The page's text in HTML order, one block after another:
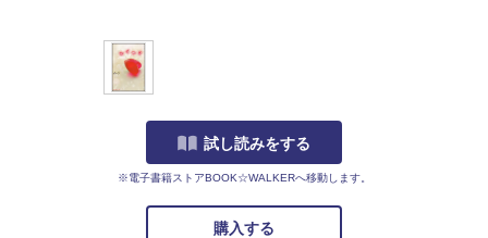
試し読みをする
※電子書籍ストアBOOK☆WALKERへ移動します。
購入する